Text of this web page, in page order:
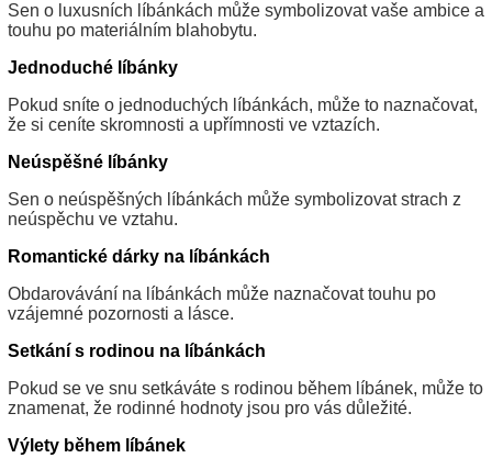
Sen o luxusních líbánkách může symbolizovat vaše ambice a
touhu po materiálním blahobytu.
Jednoduché líbánky
Pokud sníte o jednoduchých líbánkách, může to naznačovat,
že si ceníte skromnosti a upřímnosti ve vztazích.
Neúspěšné líbánky
Sen o neúspěšných líbánkách může symbolizovat strach z
neúspěchu ve vztahu.
Romantické dárky na líbánkách
Obdarovávání na líbánkách může naznačovat touhu po
vzájemné pozornosti a lásce.
Setkání s rodinou na líbánkách
Pokud se ve snu setkáváte s rodinou během líbánek, může to
znamenat, že rodinné hodnoty jsou pro vás důležité.
Výlety během líbánek